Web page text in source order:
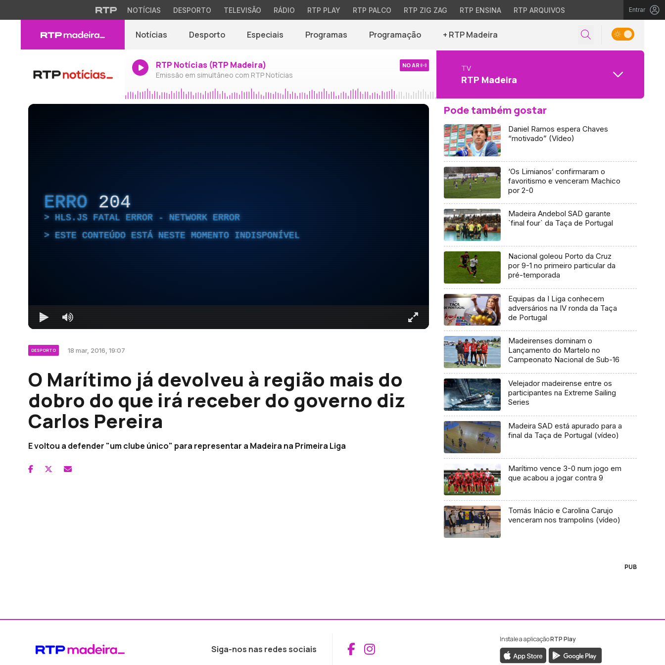
NOTÍCIAS DESPORTO TELEVISÃO RÁDIO RTP PLAY RTP PALCO RTP ZIG ZAG RTP ENSINA RTP ARQUIVOS Entrar
Notícias Desporto Especiais Programas Programação + RTP Madeira
RTP Notícias (RTP Madeira)
Emissão em simultâneo com RTP Notícias
NO AR TV
RTP Madeira
ERRO 204
HLS.JS FATAL ERROR - NETWORK ERROR
ESTE CONTEÚDO ESTÁ NESTE MOMENTO INDISPONÍVEL
DESPORTO 18 mar, 2016, 19:07
O Marítimo já devolveu à região mais do
dobro do que irá receber do governo diz
Carlos Pereira
E voltou a defender "um clube único" para representar a Madeira na Primeira Liga
Pode também gostar
Daniel Ramos espera Chaves
“motivado” (Vídeo)
‘Os Limianos’ confirmaram o
favoritismo e venceram Machico
por 2-0
Madeira Andebol SAD garante
`final four` da Taça de Portugal
Nacional goleou Porto da Cruz
por 9-1 no primeiro particular da
pré-temporada
Equipas da I Liga conhecem
adversários na IV ronda da Taça
de Portugal
Madeirenses dominam o
Lançamento do Martelo no
Campeonato Nacional de Sub-16
Velejador madeirense entre os
participantes na Extreme Sailing
Series
Madeira SAD está apurado para a
final da Taça de Portugal (vídeo)
Marítimo vence 3-0 num jogo em
que acabou a jogar contra 9
Tomás Inácio e Carolina Carujo
venceram nos trampolins (vídeo)
PUB
Siga-nos nas redes sociais Aceder ao Facebook da RTP Madeira
Aceder ao Instagram da RTP Madeira
Instale a aplicaçãoRTP Play